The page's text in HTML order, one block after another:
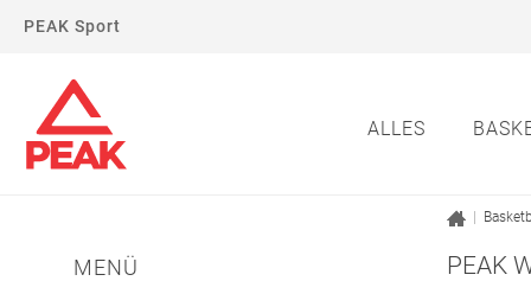
PEAK Sport
ALLES
MENÜ PEAK